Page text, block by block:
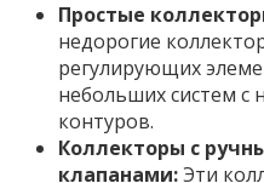
Простые
недорогие
регулирующих
небольших систем с
контуров.
Коллекторы с
клапанами:Эти